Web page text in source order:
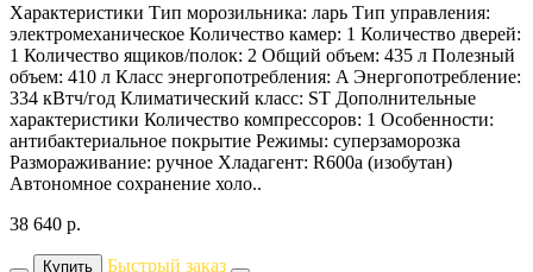
Характеристики Тип морозильника: ларь Тип управления:
электромеханическое Количество камер: 1 Количество дверей:
1 Количество ящиков/полок: 2 Общий объем: 435 л Полезный
объем: 410 л Класс энергопотребления: A Энергопотребление:
334 кВтч/год Климатический класс: ST Дополнительные
характеристики Количество компрессоров: 1 Особенности:
антибактериальное покрытие Режимы: суперзаморозка
Размораживание: ручное Хладагент: R600a (изобутан)
Автономное сохранение холо..
38 640 р.
Купить Быстрый заказ